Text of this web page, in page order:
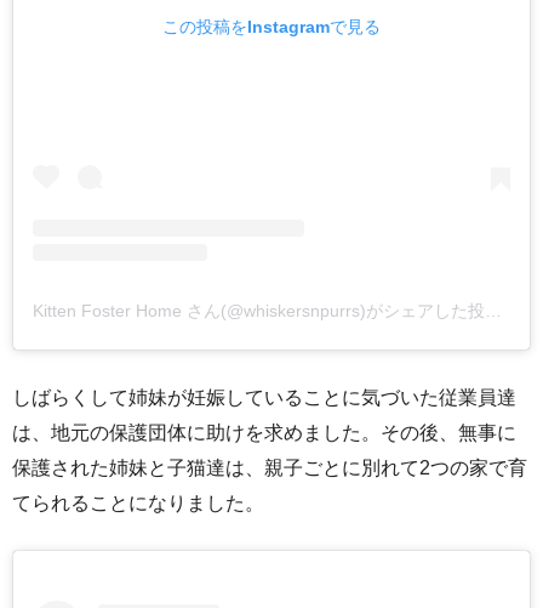
この投稿をInstagramで見る
しばらくして姉妹が妊娠していることに気づいた従業員達
は、地元の保護団体に助けを求めました。その後、無事に
保護された姉妹と子猫達は、親子ごとに別れて2つの家で育
てられることになりました。